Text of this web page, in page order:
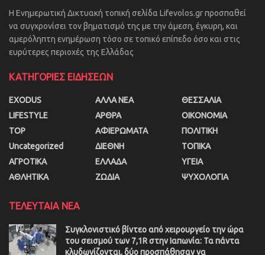
Η Ενημερωτική Δικτυακή τοπική σελίδα Lifevolos.gr προσπαθεί
να συγχρονίσει τον βηματισμό της με την άμεση, έγκυρη, και
αμερόληπτη ενημέρωση τόσο σε τοπικό επίπεδο όσο και στις
ευρύτερες περιοχές της Ελλάδας
ΚΑΤΗΓΟΡΙΕΣ ΕΙΔΗΣΕΩΝ
EXODUS
LIFESTYLE
TOP
Uncategorized
ΑΓΡΟΤΙΚΑ
ΑΘΛΗΤΙΚΑ
ΑΛΛΑ ΝΕΑ
ΑΡΘΡΑ
ΑΦΙΕΡΩΜΑΤΑ
ΔΙΕΘΝΗ
ΕΛΛΑΔΑ
ΖΩΔΙΑ
ΘΕΣΣΑΛΙΑ
ΟΙΚΟΝΟΜΙΑ
ΠΟΛΙΤΙΚΗ
ΤΟΠΙΚΑ
ΥΓΕΙΑ
ΨΥΧΟΛΟΓΙΑ
ΤΕΛΕΥΤΑΙΑ ΝΕΑ
Συγκλονιστικό βίντεο από χειρουργείο την ώρα
του σεισμού των 7,1R στην Ιαπωνία: Τα πάντα
κλυδωνίζονται, δύο προσπάθησαν να